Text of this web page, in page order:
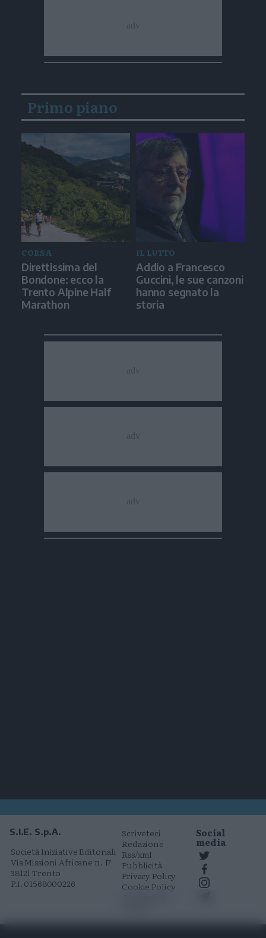
Primo piano
CORSA
Direttissima del
Bondone: ecco la
Trento Alpine Half
Marathon
IL LUTTO
Addio a Francesco
Guccini, le sue canzoni
hanno segnato la
storia
S.I.E. S.p.A.
Società Iniziative Editoriali
Via Missioni Africane n. 17
38121 Trento
P.I. 01568000226
Scriveteci
Redazione
Rss/xml
Pubblicità
Privacy Policy
Cookie Policy
Social
media